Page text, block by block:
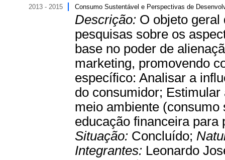
2013 - 2015 Consumo Sustentável e Perspectivas de
Descrição: O objeto geral
pesquisas sobre os
base no poder de
marketing, promovendo
específico: Analisar a
do consumidor;
meio ambiente
educação financeira para
Situação: Concluído;
Integrantes: Leonardo